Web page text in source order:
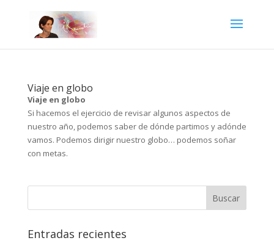
Viaje en globo
Viaje en globo
Si hacemos el ejercicio de revisar algunos aspectos de
nuestro año, podemos saber de dónde partimos y adónde
vamos. Podemos dirigir nuestro globo… podemos soñar
con metas.
Entradas recientes